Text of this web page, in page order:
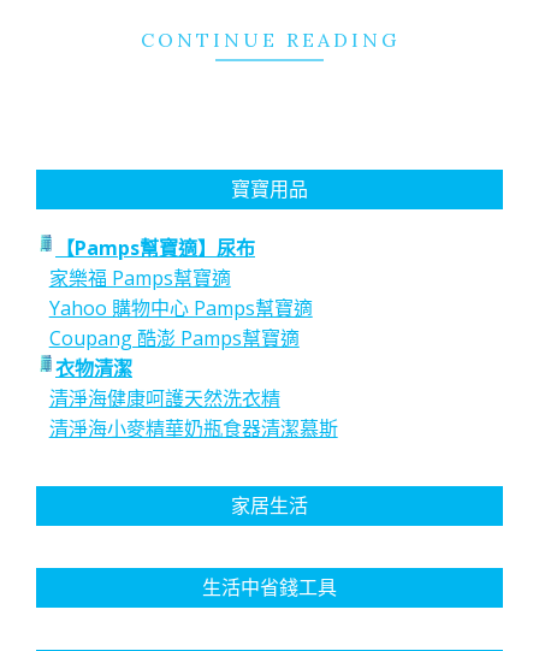
CONTINUE READING
寶寶用品
【Pamps幫寶適】尿布
家樂福 Pamps幫寶適
Yahoo 購物中心 Pamps幫寶適
Coupang 酷澎 Pamps幫寶適
衣物清潔
清淨海健康呵護天然洗衣精
清淨海小麥精華奶瓶食器清潔慕斯
家居生活
生活中省錢工具